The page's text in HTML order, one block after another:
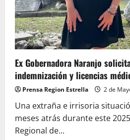
Ex Gobernadora Naranjo
indemnización y licencias
Prensa Region Estrella 2 de
Una extraña e irrisoria
meses atrás durante este
Regional de...